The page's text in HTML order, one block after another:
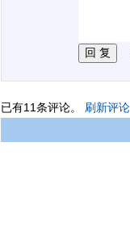
已有11条评论。 刷新评论